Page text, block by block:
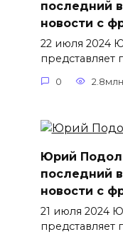
последний
новости с
22 июля 2024
представляет
0 2.8млн.
Юрий
последний
новости с
21 июля 2024
представляет